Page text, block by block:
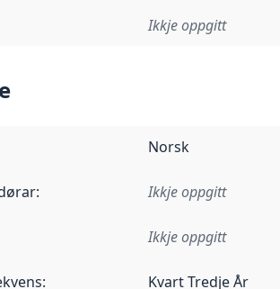
Ikkje oppgitt
Norsk
: Ikkje oppgitt
Ikkje oppgitt
: Kvart Tredje År